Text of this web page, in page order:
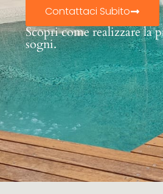
Contattaci Subito
Scopri come realizzare la
sogni.